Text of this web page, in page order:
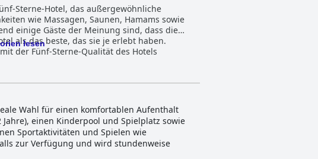
Sterne-Hotel, das außergewöhnliche
wie Massagen, Saunen, Hamams sowie
einige Gäste der Meinung sind, dass die
als das beste, das sie je erlebt haben.
der Fünf-Sterne-Qualität des Hotels
lesen
Wahl für einen komfortablen Aufenthalt
einen Kinderpool und Spielplatz sowie
Sportaktivitäten und Spielen wie
zur Verfügung und wird stundenweise